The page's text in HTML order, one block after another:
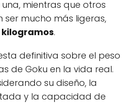
mientras que otros
mucho más ligeras,
kilogramos.
definitiva sobre el peso
de Goku en la vida real.
su diseño, la
y la capacidad de